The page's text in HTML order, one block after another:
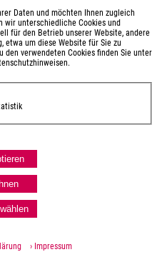
Daten und möchten Ihnen zugleich
wir unterschiedliche Cookies und
für den Betrieb unserer Website, andere
etwa um diese Website für Sie zu
verwendeten Cookies finden Sie unter
› Impressum